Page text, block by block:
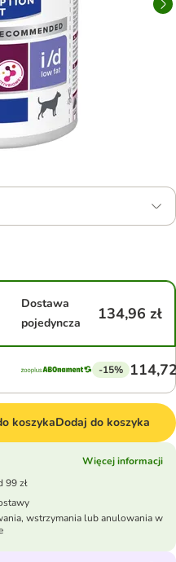
Dostawa
pojedyncza
134,96 zł
-15%
koszykaDodaj do koszyka
Więcej informacji
99 zł
wstrzymania lub anulowania w